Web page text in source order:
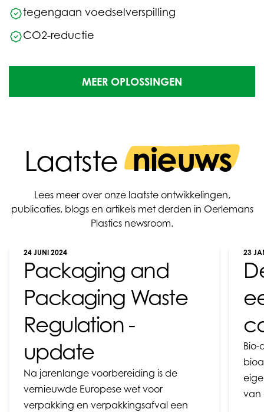
tegengaan voedselverspilling
CO2-reductie
MEER OPLOSSINGEN
Laatste nieuws
Lees meer over onze laatste ontwikkelingen,
publicaties, blogs en artikels met derden in Oerlemans
Plastics newsroom.
Packaging and
Packaging Waste
Regulation -
update
24 JUNI 2024
Na jarenlange voorbereiding is de
vernieuwde Europese wet voor
verpakking en verpakkingsafval een
23
van